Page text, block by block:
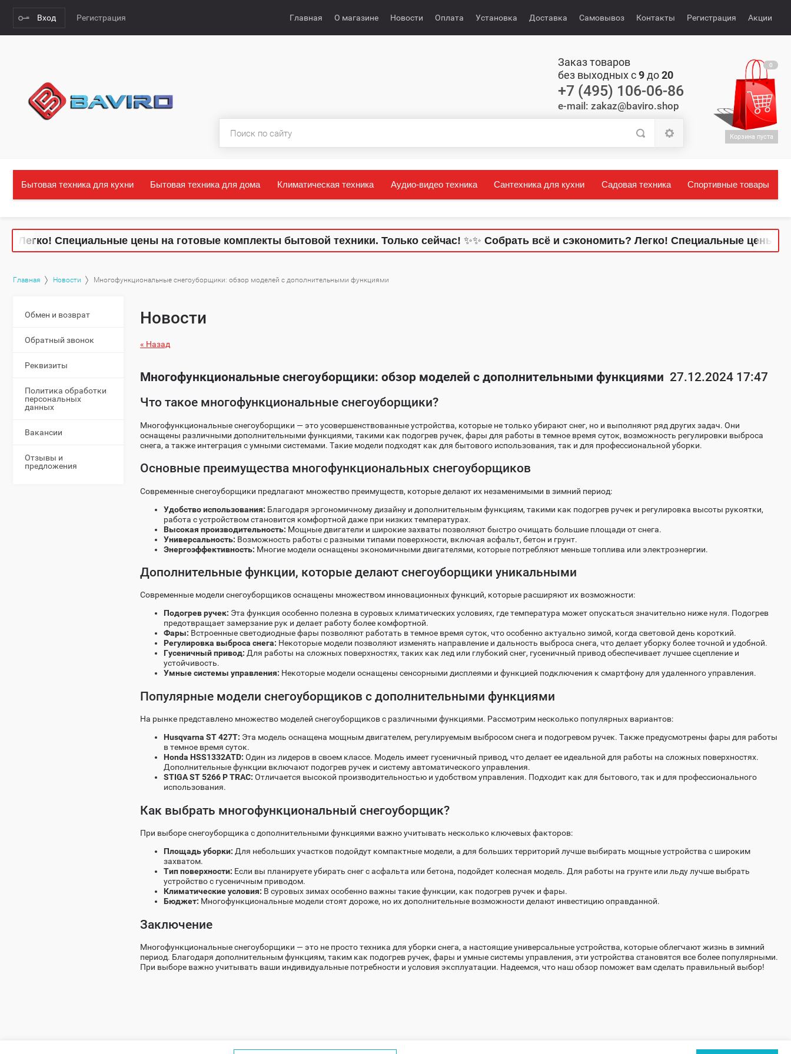
Вход Регистрация Главная О магазине Новости Оплата Установка Доставка Самовывоз Контакты Регистрация Акции
Заказ товаров
без выходных с9до20
+7 (495) 106-06-86
e-mail: zakaz@baviro.shop
0
Корзина пуста
Бытовая техника для кухни Бытовая техника для дома Климатическая техника Аудио-видео техника Сантехника для кухни Садовая техника Спортивные товары
Специальные цены на готовые комплекты бытовой техники. Только сейчас!✨✨Собрать всё и сэкономить? Легко! Специальные цены на
Главная Новости Многофункциональные снегоуборщики: обзор моделей с дополнительными функциями
Обмен и возврат
Обратный звонок
Реквизиты
Политика обработки
персональных
данных
Вакансии
Отзывы и
предложения
Новости
« Назад
Многофункциональные снегоуборщики: обзор моделей с дополнительными функциями 27.12.2024 17:47
Что такое многофункциональные снегоуборщики?
Многофункциональные снегоуборщики — это усовершенствованные устройства, которые не только убирают снег, но и выполняют ряд других задач. Они
оснащены различными дополнительными функциями, такими как подогрев ручек, фары для работы в темное время суток, возможность регулировки выброса
снега, а также интеграция с умными системами. Такие модели подходят как для бытового использования, так и для профессиональной уборки.
Основные преимущества многофункциональных снегоуборщиков
Современные снегоуборщики предлагают множество преимуществ, которые делают их незаменимыми в зимний период:
Удобство использования: Благодаря эргономичному дизайну и дополнительным функциям, такими как подогрев ручек и регулировка высоты рукоятки,
работа с устройством становится комфортной даже при низких температурах.
Высокая производительность: Мощные двигатели и широкие захваты позволяют быстро очищать большие площади от снега.
Универсальность: Возможность работы с разными типами поверхности, включая асфальт, бетон и грунт.
Энергоэффективность: Многие модели оснащены экономичными двигателями, которые потребляют меньше топлива или электроэнергии.
Дополнительные функции, которые делают снегоуборщики уникальными
Современные модели снегоуборщиков оснащены множеством инновационных функций, которые расширяют их возможности:
Подогрев ручек: Эта функция особенно полезна в суровых климатических условиях, где температура может опускаться значительно ниже нуля. Подогрев
предотвращает замерзание рук и делает работу более комфортной.
Фары: Встроенные светодиодные фары позволяют работать в темное время суток, что особенно актуально зимой, когда световой день короткий.
Регулировка выброса снега: Некоторые модели позволяют изменять направление и дальность выброса снега, что делает уборку более точной и удобной.
Гусеничный привод: Для работы на сложных поверхностях, таких как лед или глубокий снег, гусеничный привод обеспечивает лучшее сцепление и
устойчивость.
Умные системы управления: Некоторые модели оснащены сенсорными дисплеями и функцией подключения к смартфону для удаленного управления.
Популярные модели снегоуборщиков с дополнительными функциями
На рынке представлено множество моделей снегоуборщиков с различными функциями. Рассмотрим несколько популярных вариантов:
Husqvarna ST 427T: Эта модель оснащена мощным двигателем, регулируемым выбросом снега и подогревом ручек. Также предусмотрены фары для работы
в темное время суток.
Honda HSS1332ATD: Один из лидеров в своем классе. Модель имеет гусеничный привод, что делает ее идеальной для работы на сложных поверхностях.
Дополнительные функции включают подогрев ручек и систему автоматического управления.
STIGA ST 5266 P TRAC: Отличается высокой производительностью и удобством управления. Подходит как для бытового, так и для профессионального
использования.
Как выбрать многофункциональный снегоуборщик?
При выборе снегоуборщика с дополнительными функциями важно учитывать несколько ключевых факторов:
Площадь уборки: Для небольших участков подойдут компактные модели, а для больших территорий лучше выбирать мощные устройства с широким
захватом.
Тип поверхности: Если вы планируете убирать снег с асфальта или бетона, подойдет колесная модель. Для работы на грунте или льду лучше выбрать
устройство с гусеничным приводом.
Климатические условия: В суровых зимах особенно важны такие функции, как подогрев ручек и фары.
Бюджет: Многофункциональные модели стоят дороже, но их дополнительные возможности делают инвестицию оправданной.
Заключение
Многофункциональные снегоуборщики — это не просто техника для уборки снега, а настоящие универсальные устройства, которые облегчают жизнь в зимний
период. Благодаря дополнительным функциям, таким как подогрев ручек, фары и умные системы управления, эти устройства становятся все более популярными.
При выборе важно учитывать ваши индивидуальные потребности и условия эксплуатации. Надеемся, что наш обзор поможет вам сделать правильный выбор!